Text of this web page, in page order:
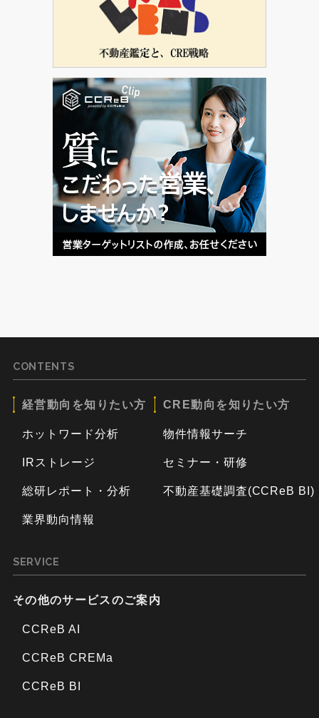
CONTENTS
経営動向を知りたい方
ホットワード分析
IRストレージ
総研レポート・分析
業界動向情報
CRE動向を知りたい方
物件情報サーチ
セミナー・研修
不動産基礎調査(CCReB BI)
SERVICE
その他のサービスのご案内
CCReB AI
CCReB CREMa
CCReB BI